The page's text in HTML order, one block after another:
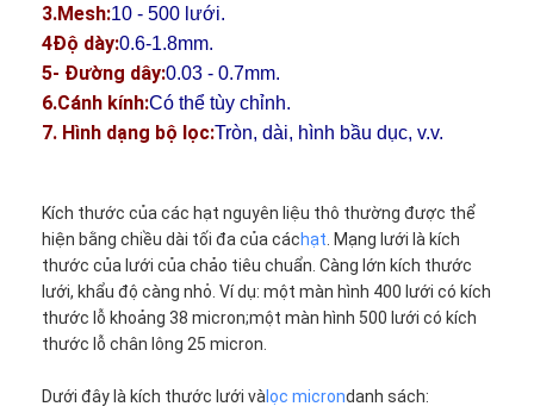
3.Mesh:10 - 500 lưới.
4Độ dày:0.6-1.8mm.
5- Đường dây:0.03 - 0.7mm.
6.Cánh kính:Có thể tùy chỉnh.
7. Hình dạng bộ lọc:Tròn, dài, hình bầu dục, v.v.
Kích thước của các hạt nguyên liệu thô thường được thể
hiện bằng chiều dài tối đa của cáchạt . Mạng lưới là kích
thước của lưới của chảo tiêu chuẩn. Càng lớn kích thước
lưới, khẩu độ càng nhỏ. Ví dụ: một màn hình 400 lưới có kích
thước lỗ khoảng 38 micron;một màn hình 500 lưới có kích
thước lỗ chân lông 25 micron.
Dưới đây là kích thước lưới và lọc microndanh sách: